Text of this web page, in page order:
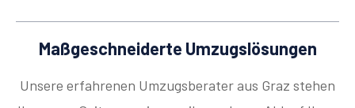
Maßgeschneiderte Umzugslösungen
Unsere erfahrenen Umzugsberater aus Graz stehen